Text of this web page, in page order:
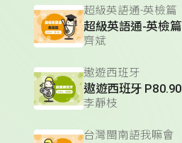
超級英語通-英檢篇
齊斌
遨遊西班牙
遨遊西班牙 P80.90
李靜枝
台灣閩南語我嘛會